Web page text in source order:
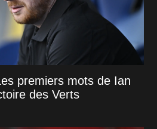
premiers mots de Ian
des Verts